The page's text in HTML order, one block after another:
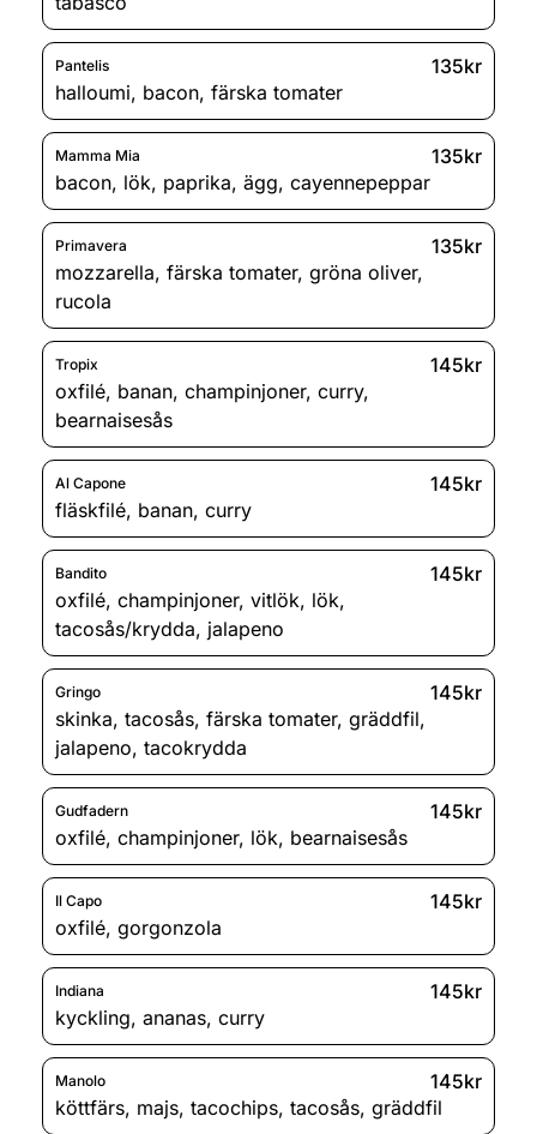
Pantelis
135kr
halloumi, bacon, färska tomater
Mamma Mia
135kr
bacon, lök, paprika, ägg, cayennepeppar
Primavera
135kr
mozzarella, färska tomater, gröna oliver,
rucola
Tropix
145kr
oxfilé, banan, champinjoner, curry,
bearnaisesås
Al Capone
145kr
fläskfilé, banan, curry
Bandito
145kr
oxfilé, champinjoner, vitlök, lök,
tacosås/krydda, jalapeno
Gringo
145kr
skinka, tacosås, färska tomater, gräddfil,
jalapeno, tacokrydda
Gudfadern
145kr
oxfilé, champinjoner, lök, bearnaisesås
Il Capo
145kr
oxfilé, gorgonzola
Indiana
145kr
kyckling, ananas, curry
Manolo
145kr
köttfärs, majs, tacochips, tacosås, gräddfil